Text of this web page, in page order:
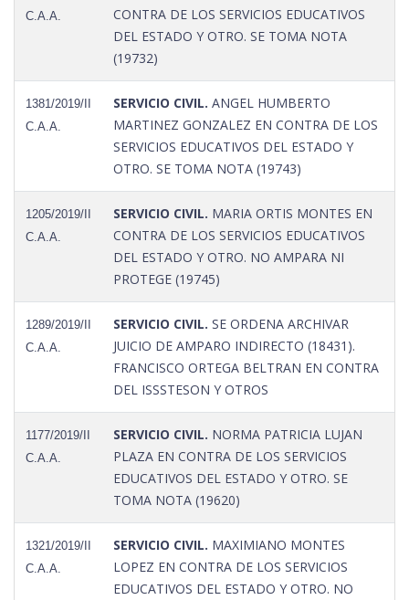
C.A.A.
CONTRA DE LOS SERVICIOS EDUCATIVOS
DEL ESTADO Y OTRO. SE TOMA NOTA
(19732)
1381/2019/II
C.A.A.
SERVICIO CIVIL. ANGEL HUMBERTO
MARTINEZ GONZALEZ EN CONTRA DE LOS
SERVICIOS EDUCATIVOS DEL ESTADO Y
OTRO. SE TOMA NOTA (19743)
1205/2019/II
C.A.A.
SERVICIO CIVIL. MARIA ORTIS MONTES EN
CONTRA DE LOS SERVICIOS EDUCATIVOS
DEL ESTADO Y OTRO. NO AMPARA NI
PROTEGE (19745)
1289/2019/II
C.A.A.
SERVICIO CIVIL. SE ORDENA ARCHIVAR
JUICIO DE AMPARO INDIRECTO (18431).
FRANCISCO ORTEGA BELTRAN EN CONTRA
DEL ISSSTESON Y OTROS
1177/2019/II
C.A.A.
SERVICIO CIVIL. NORMA PATRICIA LUJAN
PLAZA EN CONTRA DE LOS SERVICIOS
EDUCATIVOS DEL ESTADO Y OTRO. SE
TOMA NOTA (19620)
1321/2019/II
C.A.A.
SERVICIO CIVIL. MAXIMIANO MONTES
LOPEZ EN CONTRA DE LOS SERVICIOS
EDUCATIVOS DEL ESTADO Y OTRO. NO